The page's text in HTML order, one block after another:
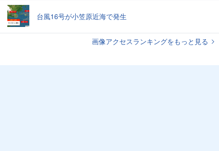
台風16号が小笠原近海で発生
画像アクセスランキングをもっと見る